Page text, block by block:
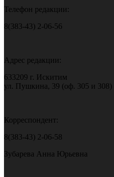
Телефон редакции:
8(383-43) 2-06-56
Адрес редакции:
633209 г. Искитим
ул. Пушкина, 39 (оф. 305 и 308)
Корреспондент:
8(383-43) 2-06-58
Зубарева Анна Юрьевна